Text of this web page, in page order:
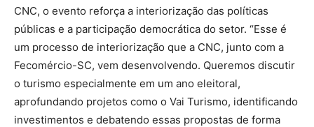
CNC, o evento reforça a interiorização das políticas
públicas e a participação democrática do setor. “Esse é
um processo de interiorização que a CNC, junto com a
Fecomércio-SC, vem desenvolvendo. Queremos discutir
o turismo especialmente em um ano eleitoral,
aprofundando projetos como o Vai Turismo, identificando
investimentos e debatendo essas propostas de forma